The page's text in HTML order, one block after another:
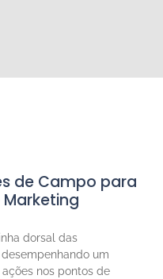
de Campo para
dorsal das
um
nos pontos de